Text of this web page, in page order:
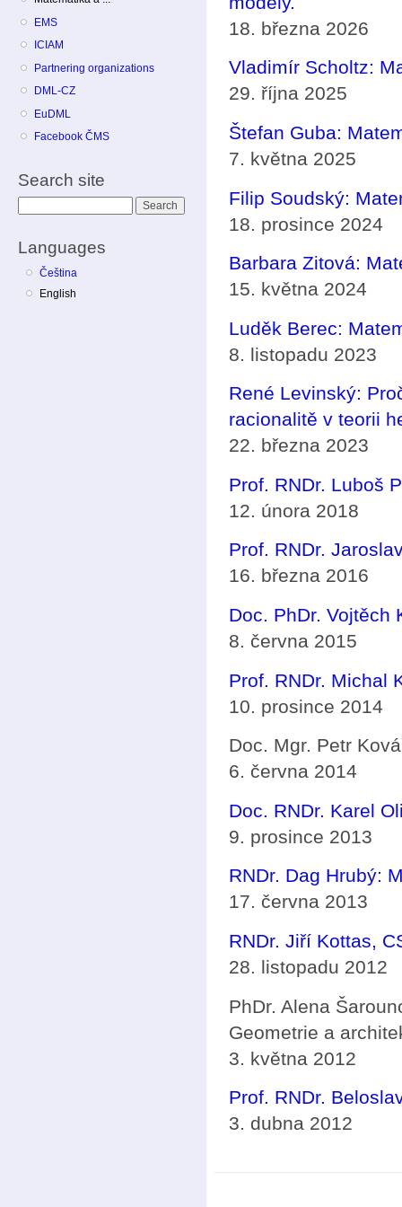
EMS
ICIAM
Partnering organizations
DML-CZ
EuDML
Facebook ČMS
Search site
Languages
Čeština
English
18. března 2026
Vladimír Scholtz:
29. října 2025
Štefan Guba:
7. května 2025
Filip Soudský:
18. prosince 2024
Barbara Zitová:
15. května 2024
Luděk Berec:
8. listopadu 2023
René Levinský:
racionalitě v teorii
22. března 2023
Prof. RNDr. Luboš
12. února 2018
Prof. RNDr.
16. března 2016
Doc. PhDr. Vojtěch
8. června 2015
Prof. RNDr. Michal
10. prosince 2014
Doc. Mgr. Petr
6. června 2014
Doc. RNDr. Karel
9. prosince 2013
RNDr. Dag Hrubý:
17. června 2013
RNDr. Jiří Kottas,
28. listopadu 2012
PhDr. Alena
Geometrie a
3. května 2012
Prof. RNDr.
3. dubna 2012